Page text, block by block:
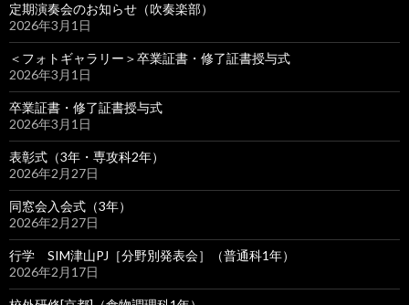
定期演奏会のお知らせ（吹奏楽部）
2026年3月1日
＜フォトギャラリー＞卒業証書・修了証書授与式
2026年3月1日
卒業証書・修了証書授与式
2026年3月1日
表彰式（3年・専攻科2年）
2026年2月27日
同窓会入会式（3年）
2026年2月27日
行学 SIM津山PJ［分野別発表会］（普通科1年）
2026年2月17日